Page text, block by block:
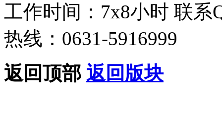
工作时间：7x8小时 联系
热线：0631-5916999
返回顶部 返回版块